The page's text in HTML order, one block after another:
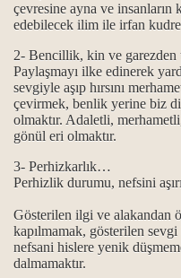
çevresine ayna ve insanların
edebilecek ilim ile irfan
2- Bencillik, kin ve
Paylaşmayı ilke edinerek
sevgiyle aşıp hırsını
çevirmek, benlik yerine biz
olmaktır. Adaletli,
gönül eri olmaktır.
3- Perhizkarlık…
Perhizlik durumu, nefsini
Gösterilen ilgi ve alakandan
kapılmamak, gösterilen
nefsani hislere yenik
dalmamaktır.
kaynaklarla gelindi?